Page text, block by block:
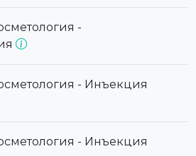
-
- Инъекция
- Инъекция